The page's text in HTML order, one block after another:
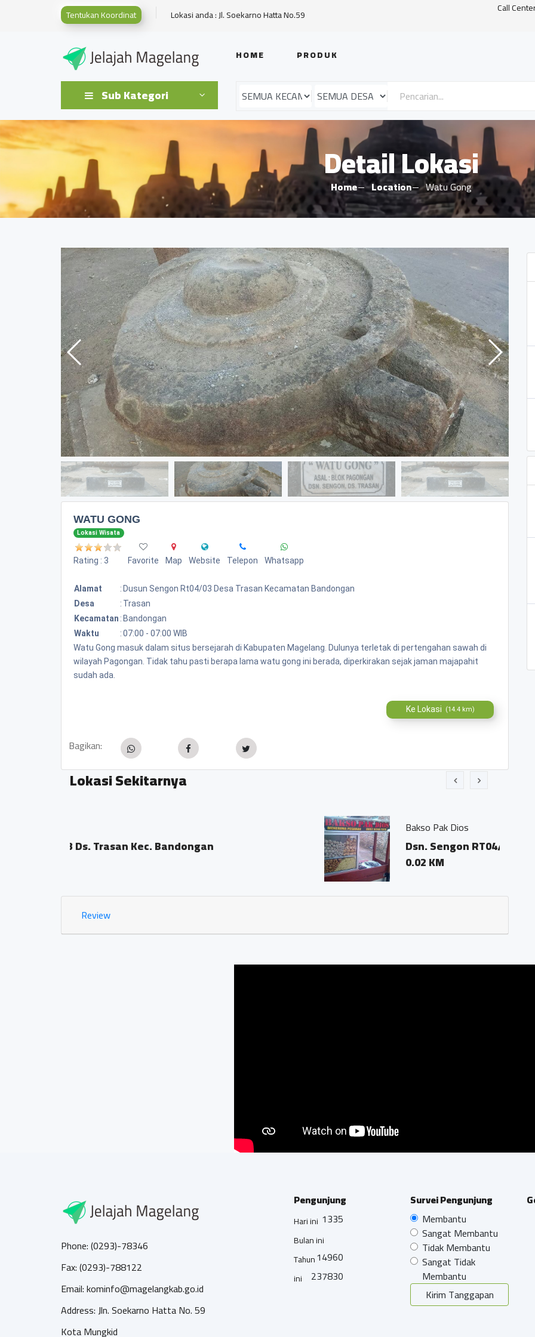
Tentukan Koordinat Lokasi anda : Jl. Soekarno Hatta No.59 Call
HOME PRODUK
Sub Kategori
Detail Lokasi
Home Location Watu Gong
WATU GONG
Lokasi Wisata
Rating : 3 Favorite Map Website Telepon Whatsapp
Alamat : Dusun Sengon Rt04/03 Desa Trasan Kecamatan Bandongan
Desa
: Trasan
Kecamatan : Bandongan
Waktu
:07:00 - 07:00 WIB
Watu Gong masuk dalam situs bersejarah di Kabupaten Magelang. Dulunya terletak di pertengahan sawah di
wilayah Pagongan. Tidak tahu pasti berapa lama watu gong ini berada, diperkirakan sejak jaman majapahit
sudah ada.
Ke Lokasi (14.4 km)
Bagikan:
Lokasi Sekitarnya
Dsn. Sengon RT04/03 Ds. Trasan Kec. Bandongan
Review
Phone: (0293)-78346
Fax: (0293)-788122
Email: kominfo@magelangkab.go.id
Address: Jln. Soekarno Hatta No. 59
Kota Mungkid
Pengunjung
Hari ini 1335
Bulan ini
14960
Tahun
ini
237830
Survei Pengunjung
Membantu
Sangat Membantu
Tidak Membantu
Sangat Tidak
Membantu
Kirim Tanggapan